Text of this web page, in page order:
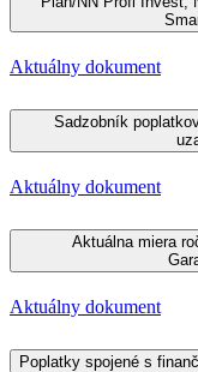
Aktuálny dokument
Sadzobník
Aktuálny dokument
Aktuálna miera
Aktuálny dokument
Poplatky spojené s